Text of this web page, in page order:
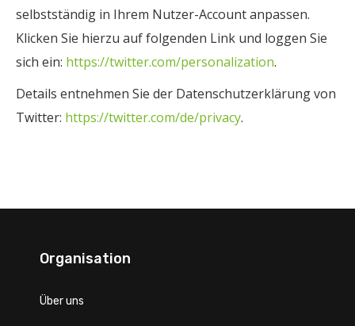
selbstständig in Ihrem Nutzer-Account anpassen.
Klicken Sie hierzu auf folgenden Link und loggen Sie
sich ein: https://twitter.com/personalization.
Details entnehmen Sie der Datenschutzerklärung von
Twitter: https://twitter.com/de/privacy.
Organisation
Über uns